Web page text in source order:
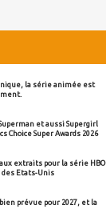
la série animée est
et aussi Supergirl
Choice Super Awards 2026
extraits pour la série HBO
Etats-Unis
prévue pour 2027, et la